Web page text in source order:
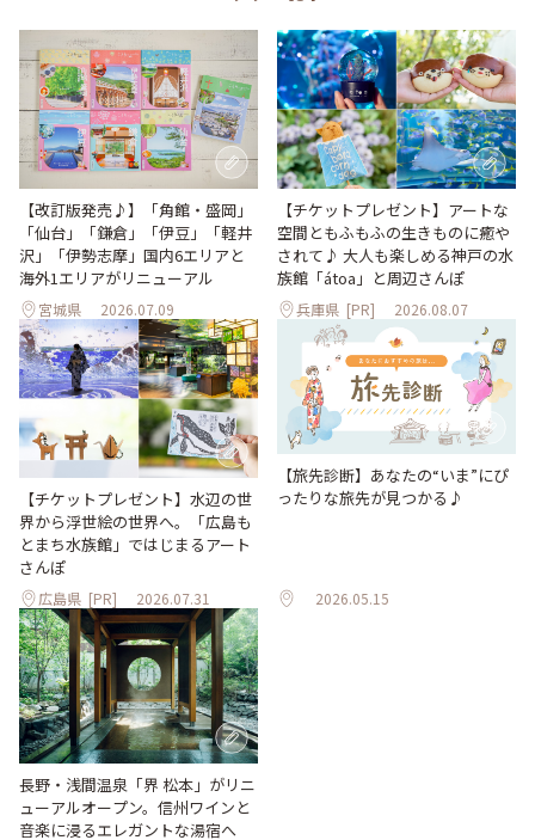
【改訂版発売♪】「角館・盛岡」
「仙台」「鎌倉」「伊豆」「軽井
沢」「伊勢志摩」国内6エリアと
海外1エリアがリニューアル
宮城県 2026.07.09
【チケットプレゼント】アートな
空間ともふもふの生きものに癒や
されて♪ 大人も楽しめる神戸の水
族館「átoa」と周辺さんぽ
兵庫県 [PR] 2026.08.07
【チケットプレゼント】水辺の世
界から浮世絵の世界へ。「広島も
とまち水族館」ではじまるアート
さんぽ
広島県 [PR] 2026.07.31
【旅先診断】あなたの“いま”にぴ
ったりな旅先が見つかる♪
2026.05.15
長野・浅間温泉「界 松本」がリニ
ューアルオープン。信州ワインと
音楽に浸るエレガントな湯宿へ